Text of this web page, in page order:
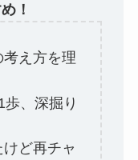
！
え方を理
、深掘り
ど再チャ